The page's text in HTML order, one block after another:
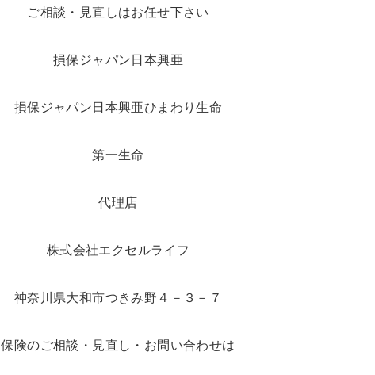
ご相談・見直しはお任せ下さい
損保ジャパン日本興亜
損保ジャパン日本興亜ひまわり生命
第一生命
代理店
株式会社エクセルライフ
神奈川県大和市つきみ野４－３－７
保険のご相談・見直し・お問い合わせは